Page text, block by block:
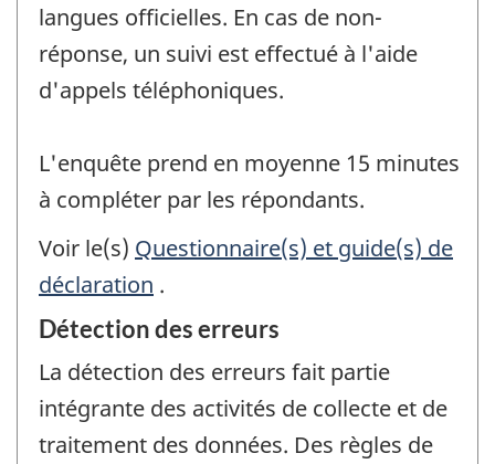
langues officielles. En cas de non-
réponse, un suivi est effectué à l'aide
d'appels téléphoniques.
L'enquête prend en moyenne 15 minutes
à compléter par les répondants.
Voir le(s) Questionnaire(s) et guide(s) de
déclaration .
Détection des erreurs
La détection des erreurs fait partie
intégrante des activités de collecte et de
traitement des données. Des règles de